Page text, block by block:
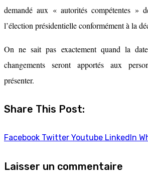
demandé aux « autorités compétentes »
l’élection présidentielle conformément à la
On ne sait pas exactement quand la
changements seront apportés aux
présenter.
Share This Post:
Facebook Twitter Youtube LinkedIn
Laisser un commentaire